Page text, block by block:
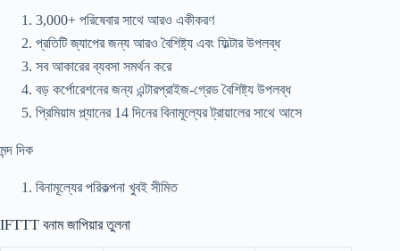
3,000+ পরিষেবার সাথে আরও একীকরণ
প্রতিটি জ্যাপের জন্য আরও বৈশিষ্ট্য এবং ফিল্টার উপলব্ধ
সব আকারের ব্যবসা সমর্থন করে
বড় কর্পোরেশনের জন্য এন্টারপ্রাইজ-গ্রেড বৈশিষ্ট্য উপলব্ধ
প্রিমিয়াম প্ল্যানের 14 দিনের বিনামূল্যের ট্রায়ালের সাথে আসে
মন্দ দিক
বিনামূল্যের পরিকল্পনা খুবই সীমিত
IFTTT বনাম জাপিয়ার তুলনা